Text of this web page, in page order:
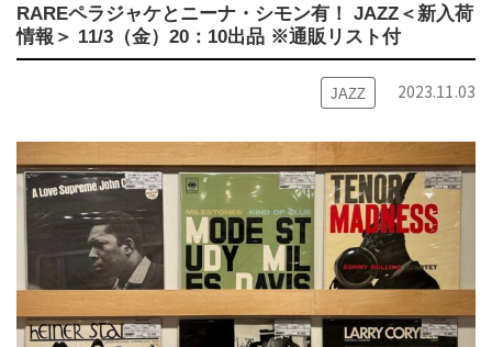
RAREペラジャケとニーナ・シモン有！ JAZZ＜新入荷
情報＞ 11/3（金）20：10出品 ※通販リスト付
JAZZ 2023.11.03